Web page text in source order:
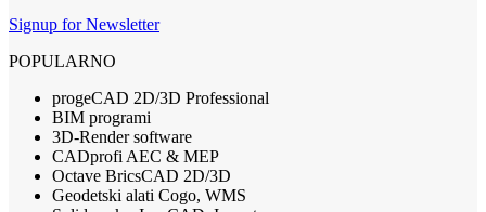
Signup for Newsletter
POPULARNO
progeCAD 2D/3D Professional
BIM programi
3D-Render software
CADprofi AEC & MEP
Octave BricsCAD 2D/3D
Geodetski alati Cogo, WMS